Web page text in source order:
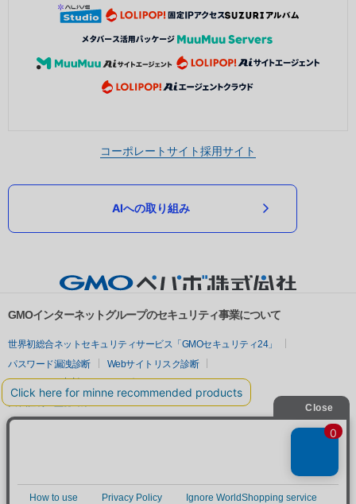
コーポレートサイト採用サイト
AIへの取り組み
GMOインターネットグループのセキュリティ事業について
世界初総合ネットセキュリティサービス「GMOセキュリティ24」
パスワード漏洩診断
Webサイトリスク診断
セキュリティ相談AIチャットボット
実在証明・盗聴対策
サイバー攻撃対策（GMOサイバーセキュリティ byイエラエ）